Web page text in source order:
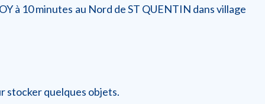
à 10 minutes au Nord de ST QUENTIN dans village
stocker quelques objets.